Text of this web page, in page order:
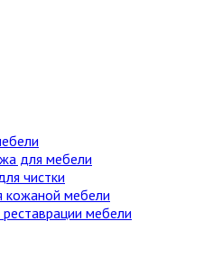
для мебели
чистки
кожаной мебели
мебели